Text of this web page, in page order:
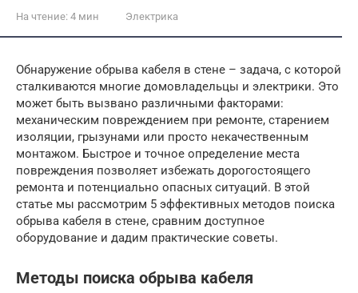
На чтение: 4 мин Электрика
Обнаружение обрыва кабеля в стене – задача, с которой
сталкиваются многие домовладельцы и электрики. Это
может быть вызвано различными факторами:
механическим повреждением при ремонте, старением
изоляции, грызунами или просто некачественным
монтажом. Быстрое и точное определение места
повреждения позволяет избежать дорогостоящего
ремонта и потенциально опасных ситуаций. В этой
статье мы рассмотрим 5 эффективных методов поиска
обрыва кабеля в стене, сравним доступное
оборудование и дадим практические советы.
Методы поиска обрыва кабеля